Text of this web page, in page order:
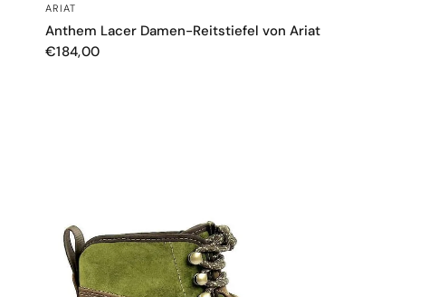
ARIAT
Anthem Lacer Damen-Reitstiefel von Ariat
€184,00